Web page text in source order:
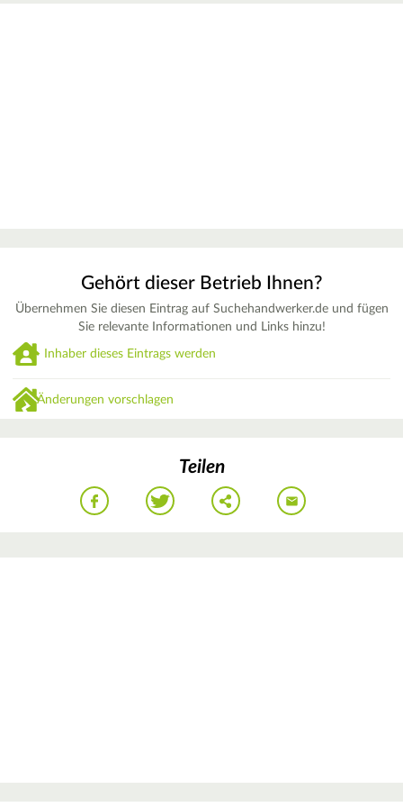
Gehört dieser Betrieb Ihnen?
Übernehmen Sie diesen Eintrag auf Suchehandwerker.de und fügen
Sie relevante Informationen und Links hinzu!
Inhaber dieses Eintrags werden
Änderungen vorschlagen
Teilen